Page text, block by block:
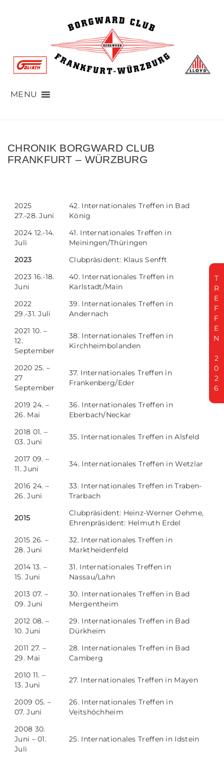
T
R
E
F
F
E
N
2
0
2
6
MENU
CHRONIK BORGWARD CLUB
FRANKFURT – WÜRZBURG
2025
27.-28. Juni
42. Internationales Treffen in Bad
König
2024 12.-14.
Juli
41. Internationales Treffen in
Meiningen/Thüringen
2023
Clubpräsident: Klaus Senfft
2023 16.-18.
Juni
40. Internationales Treffen in
Karlstadt/Main
2022
29.-31. Juli
39. Internationales Treffen in
Andernach
2021 10. –
12.
September
38. Internationales Treffen in
Kirchheimbolanden
2020 25. –
27
September
37. Internationales Treffen in
Frankenberg/Eder
2019 24. –
26. Mai
36. Internationales Treffen in
Eberbach/Neckar
2018 01. –
03. Juni
35. Internationales Treffen in Alsfeld
2017 09. –
11. Juni
34. Internationales Treffen in Wetzlar
2016 24. –
26. Juni
33. Internationales Treffen in Traben-
Trarbach
2015
Clubpräsident: Heinz-Werner Oehme,
Ehrenpräsident: Helmuth Erdel
2015 26. –
28. Juni
32. Internationales Treffen in
Marktheidenfeld
2014 13. –
15. Juni
31. Internationales Treffen in
Nassau/Lahn
2013 07. –
09. Juni
30. Internationales Treffen in Bad
Mergentheim
2012 08. –
10. Juni
29. Internationales Treffen in Bad
Dürkheim
2011 27. –
29. Mai
28. Internationales Treffen in Bad
Camberg
2010 11. –
13. Juni
27. Internationales Treffen in Mayen
2009 05. –
07. Juni
26. Internationales Treffen in
Veitshöchheim
2008 30.
Juni – 01.
Juli
25. Internationales Treffen in Idstein